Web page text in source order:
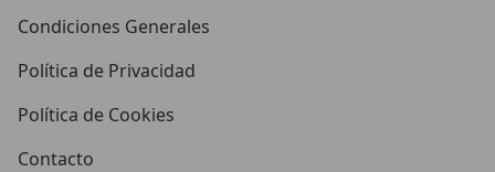
Condiciones Generales
Política de Privacidad
Política de Cookies
Contacto